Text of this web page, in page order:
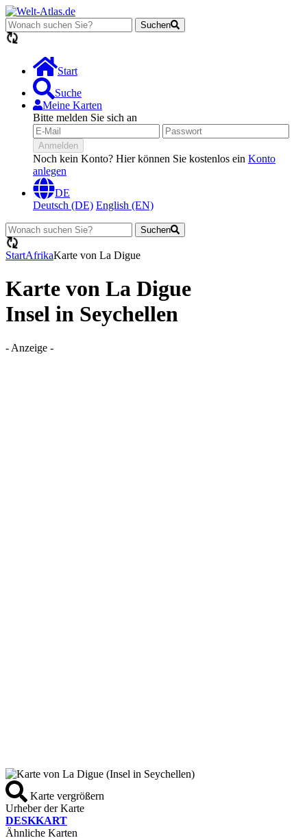
Suchen
Start
Suche
Meine Karten
Bitte melden Sie sich an
Anmelden
Noch kein Konto? Hier können Sie kostenlos ein Konto
anlegen
DE
Deutsch (DE) English (EN)
Suchen
StartAfrikaKarte von La Digue
Karte von La Digue
Insel in Seychellen
- Anzeige -
Karte vergrößern
Urheber der Karte
DESKKART
Ähnliche Karten